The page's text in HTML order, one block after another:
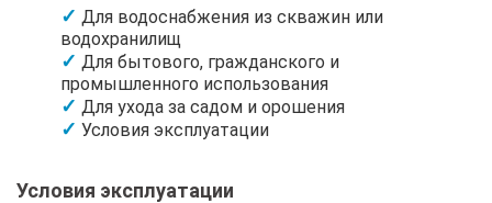
Для водоснабжения из скважин или
водохранилищ
Для бытового, гражданского и
промышленного использования
Для ухода за садом и орошения
Условия эксплуатации
Условия эксплуатации